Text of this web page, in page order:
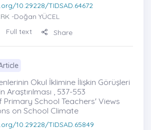
10.29228/TIDSAD.64672
-Doğan YÜCEL
Full text Share
Okul İklimine İlişkin Görüşleri
Araştırılması , 537-553
School Teachers' Views
on School Climate
10.29228/TIDSAD.65849